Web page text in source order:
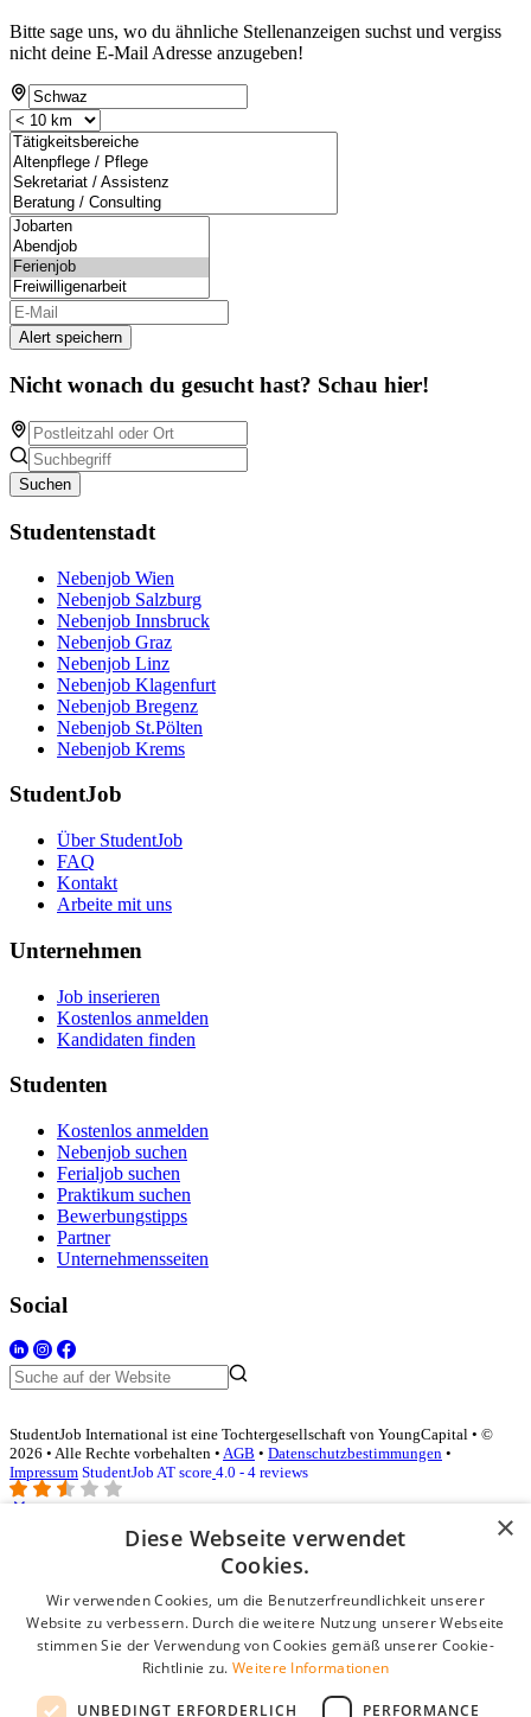
Bitte sage uns, wo du ähnliche Stellenanzeigen suchst und vergiss
nicht deine E-Mail Adresse anzugeben!
Alert speichern
Nicht wonach du gesucht hast? Schau hier!
Suchen
Studentenstadt
Nebenjob Wien
Nebenjob Salzburg
Nebenjob Innsbruck
Nebenjob Graz
Nebenjob Linz
Nebenjob Klagenfurt
Nebenjob Bregenz
Nebenjob St.Pölten
Nebenjob Krems
StudentJob
Über StudentJob
FAQ
Kontakt
Arbeite mit uns
Unternehmen
Job inserieren
Kostenlos anmelden
Kandidaten finden
Studenten
Kostenlos anmelden
Nebenjob suchen
Ferialjob suchen
Praktikum suchen
Bewerbungstipps
Partner
Unternehmensseiten
Social
StudentJob International ist eine Tochtergesellschaft von YoungCapital • ©
2026 • Alle Rechte vorbehalten • AGB • Datenschutzbestimmungen •
Impressum StudentJob AT score 4.0 - 4 reviews
Login für Unternehmen
E-Mail*
Passwort
Angemeldet bleiben
×
Diese Webseite verwendet
Cookies.
Wir verwenden Cookies, um die Benutzerfreundlichkeit unserer
Website zu verbessern. Durch die weitere Nutzung unserer Webseite
stimmen Sie der Verwendung von Cookies gemäß unserer Cookie-
Richtlinie zu. Weitere Informationen
UNBEDINGT ERFORDERLICH PERFORMANCE